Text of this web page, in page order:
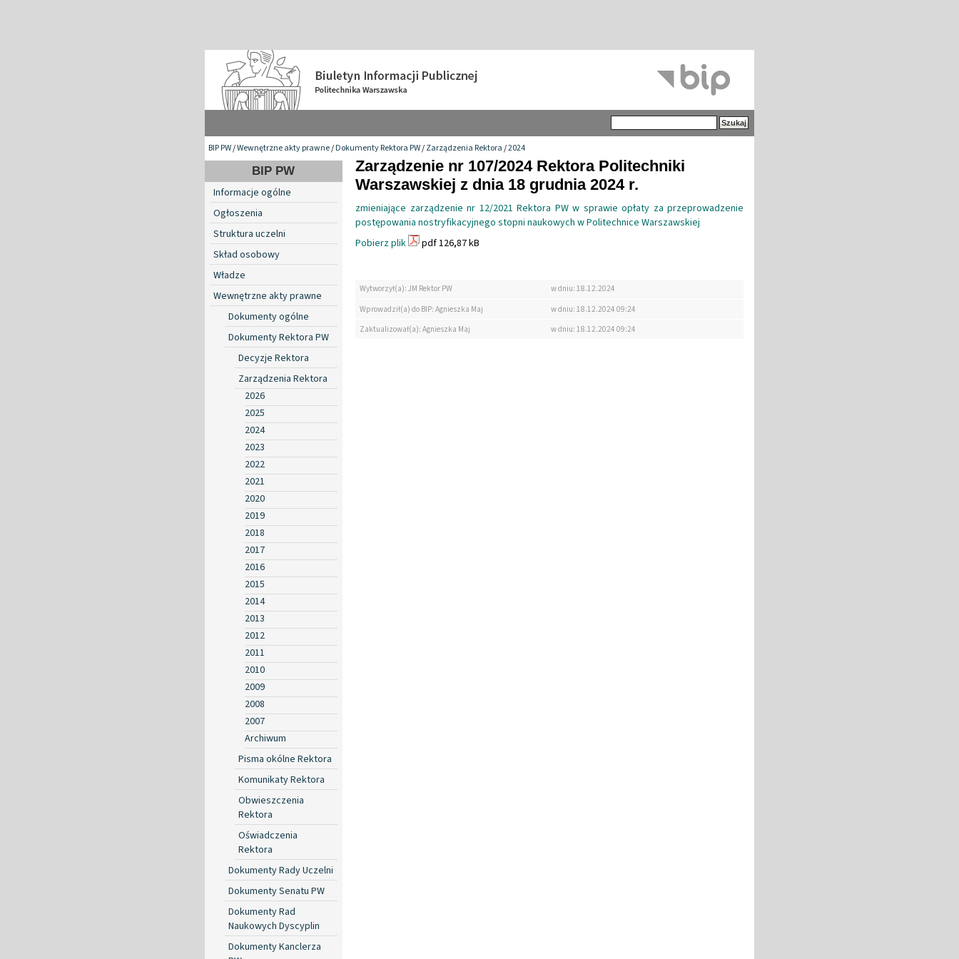
BIP PW/Wewnętrzne akty prawne/Dokumenty Rektora PW/Zarządzenia Rektora/2024
BIP PW
Informacje ogólne
Ogłoszenia
Struktura uczelni
Skład osobowy
Władze
Wewnętrzne akty prawne
Dokumenty ogólne
Dokumenty Rektora PW
Decyzje Rektora
Zarządzenia Rektora
2026
2025
2024
2023
2022
2021
2020
2019
2018
2017
2016
2015
2014
2013
2012
2011
2010
2009
2008
2007
Archiwum
Pisma okólne Rektora
Komunikaty Rektora
Obwieszczenia
Rektora
Oświadczenia
Rektora
Dokumenty Rady Uczelni
Dokumenty Senatu PW
Dokumenty Rad
Naukowych Dyscyplin
Dokumenty Kanclerza
Zarządzenie nr 107/2024 Rektora Politechniki
Warszawskiej z dnia 18 grudnia 2024 r.
zmieniające zarządzenie nr 12/2021 Rektora PW w sprawie opłaty za przeprowadzenie
postępowania nostryfikacyjnego stopni naukowych w Politechnice Warszawskiej
Pobierz plik
pdf 126,87 kB
Wytworzył(a): JM Rektor PW
w dniu: 18.12.2024
Wprowadził(a) do BIP: Agnieszka Maj
w dniu: 18.12.2024 09:24
Zaktualizował(a): Agnieszka Maj
w dniu: 18.12.2024 09:24